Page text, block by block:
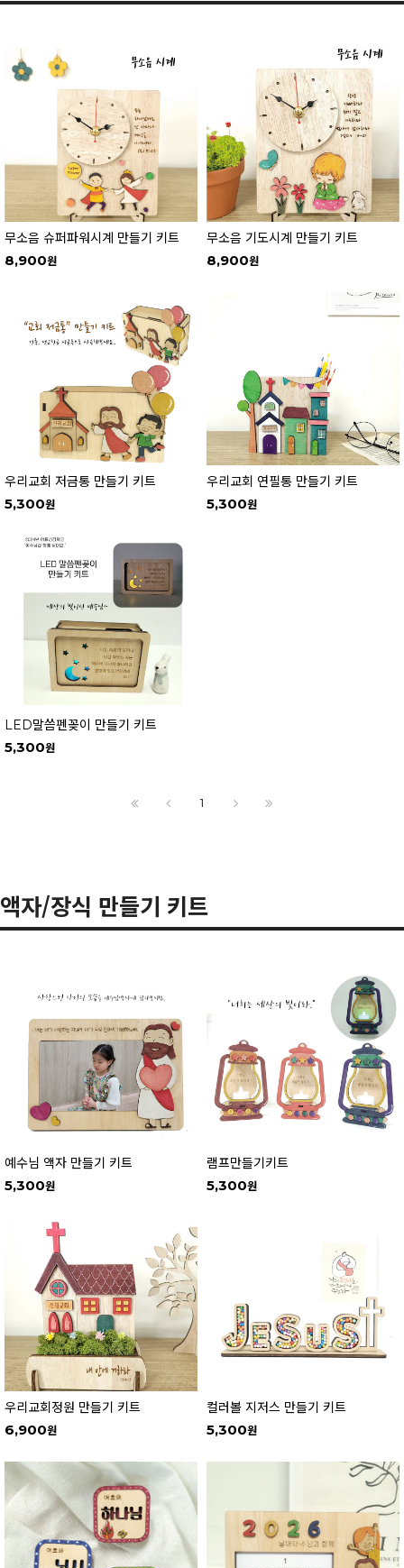
무소음 슈퍼파워시계 만들기 키트
8,900
무소음 기도시계 만들기 키트
8,900
우리교회 저금통 만들기 키트
5,300
우리교회 연필통 만들기 키트
5,300
LED말씀펜꽂이 만들기 키트
5,300
1
액자/장식 만들기 키트
예수님 액자 만들기 키트
5,300
램프만들기키트
5,300
우리교회정원 만들기 키트
6,900
컬러볼 지저스 만들기 키트
5,300